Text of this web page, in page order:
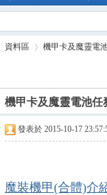
資料區
›
機甲卡及魔靈電
機甲卡及魔靈電池
發表於 2015-10-17
魔裝機甲(合體)介